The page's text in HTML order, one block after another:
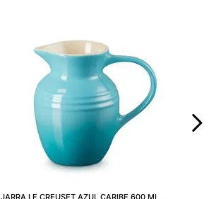
JARRA LE CREUSET AZUL CARIBE 600 ML